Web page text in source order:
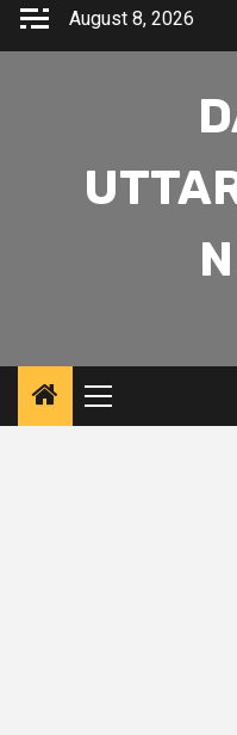
Skip
August 8, 2026
Primary
Menu